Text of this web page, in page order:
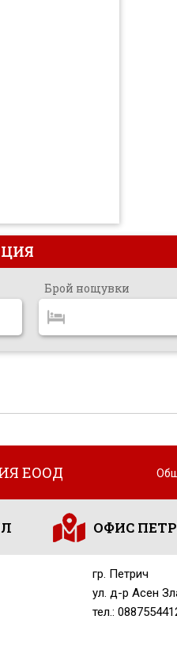
Брой нощувки
ЕООД
ОФИС
гр. Петрич
ул. д-р Асен
тел.: